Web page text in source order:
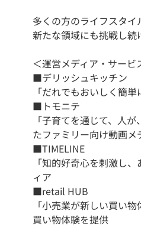
多くの方のライフスタイ
新たな領域にも挑戦し続
＜運営メディア・サービ
■デリッシュキッチン
「だれでもおいしく簡
■トモニテ
「子育てを通じて、人
たファミリー向け動画メ
■TIMELINE
「知的好奇心を刺激し
ィア
■retail HUB
「小売業が新しい買い
買い物体験を提供